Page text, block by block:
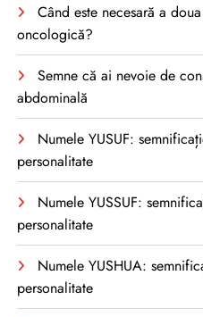
Când este necesară a
oncologică?
Semne că ai nevoie de
abdominală
Numele YUSUF:
personalitate
Numele YUSSUF:
personalitate
Numele YUSHUA:
personalitate